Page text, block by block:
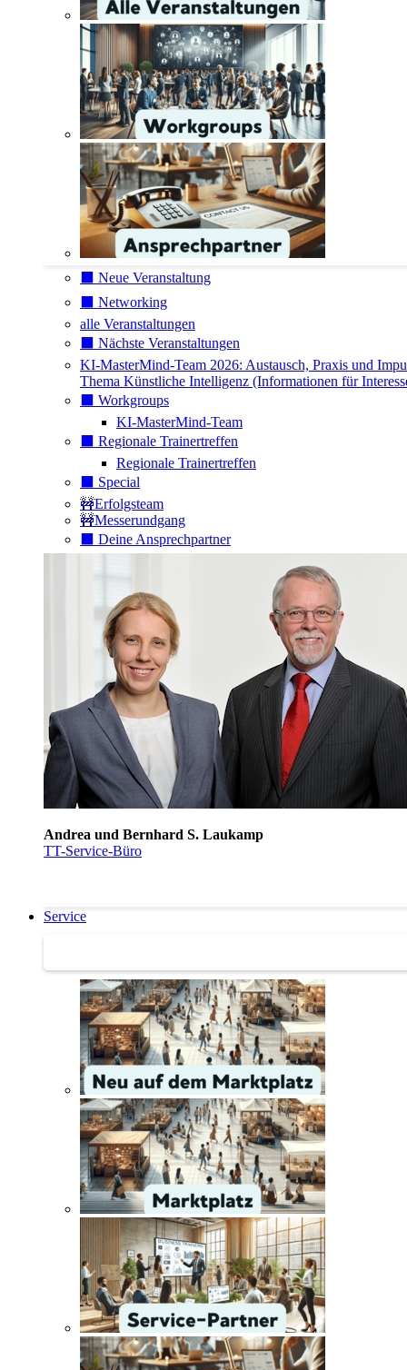
⬛️ Neue Veranstaltung
⬛️ Networking
alle Veranstaltungen
⬛️ Nächste Veranstaltungen
KI-MasterMind-Team 2026: Austausch, Praxis und
Thema Künstliche Intelligenz (Informationen für
⬛️ Workgroups
KI-MasterMind-Team
⬛️ Regionale Trainertreffen
Regionale Trainertreffen
⬛️ Special
🚧Erfolgsteam
🚧Messerundgang
⬛️ Deine Ansprechpartner
Andrea und Bernhard S. Laukamp
TT-Service-Büro
Service